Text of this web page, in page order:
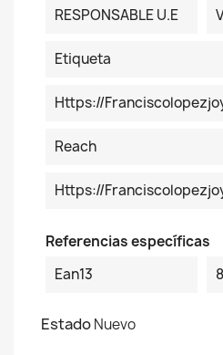
RESPONSABLE U.E
Etiqueta
Https://
Reach
Https://
Referencias específicas
Ean13
EstadoNuevo